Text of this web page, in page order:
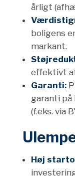
årligt
boligens
markant.
effektivt
Garanti:
garanti på
(f.eks. via
Høj